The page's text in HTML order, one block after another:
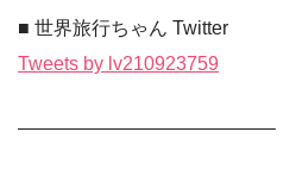
■ 世界旅行ちゃん Twitter
Tweets by lv210923759
—————————————–